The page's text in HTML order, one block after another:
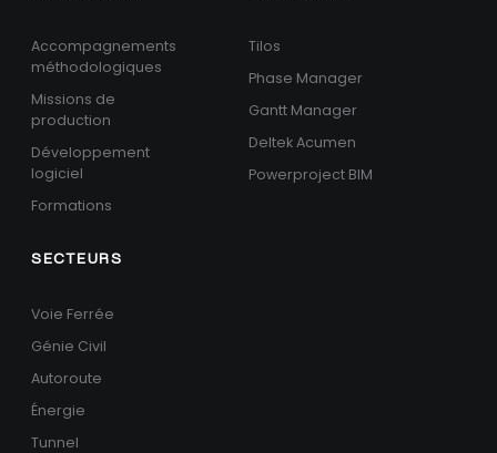
Accompagnements
méthodologiques
Missions de
production
Développement
logiciel
Formations
Tilos
Phase Manager
Gantt Manager
Deltek Acumen
Powerproject BIM
SECTEURS
Voie Ferrée
Génie Civil
Autoroute
Énergie
Tunnel